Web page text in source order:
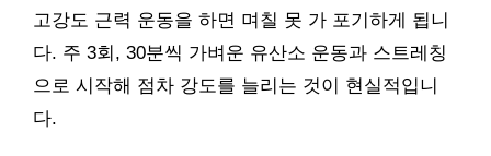
고강도 근력 운동을 하면 며칠 못 가 포기하게 됩니
다. 주 3회, 30분씩 가벼운 유산소 운동과 스트레칭
으로 시작해 점차 강도를 늘리는 것이 현실적입니
다.